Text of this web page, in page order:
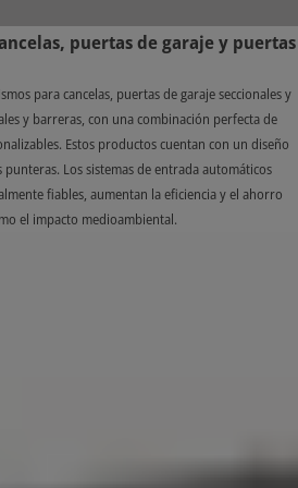
puertas de garaje y puertas
para cancelas, puertas de garaje seccionales y
y barreras, con una combinación perfecta de
Estos productos cuentan con un diseño
Los sistemas de entrada automáticos
fiables, aumentan la eficiencia y el ahorro
el impacto medioambiental.